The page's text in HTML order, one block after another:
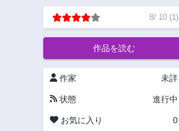
8/ 10 (1)
作品を読む
作家 未詳
状態 進行中
お気に入り 0